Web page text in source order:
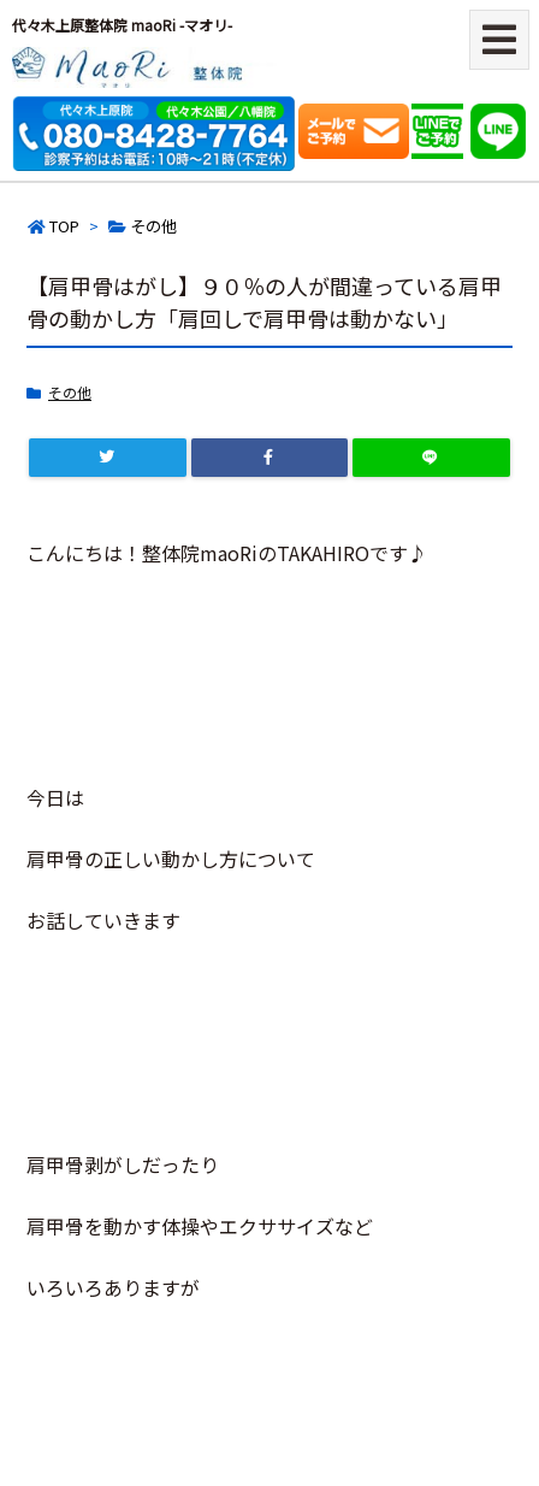
代々木上原整体院 maoRi -マオリ-
TOP > その他
【肩甲骨はがし】９０％の人が間違っている肩甲
骨の動かし方「肩回しで肩甲骨は動かない」
その他
こんにちは！整体院maoRiのTAKAHIROです♪
今日は
肩甲骨の正しい動かし方について
お話していきます
肩甲骨剥がしだったり
肩甲骨を動かす体操やエクササイズなど
いろいろありますが